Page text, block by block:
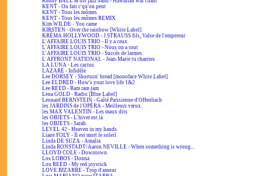
KENT - On fait c'qu'on peut
KENT - Tous les mômes
KENT - Tous les mômes REMIX
Kim WILDE - You came
KIRSTEN - Over the rainbow [White Label]
KRÉMA HOLLYWOOD - J.STRAUSS fils, Valse de l'empereur
L'AFFAIRE LOUIS TRIO - Il y a ceux
L'AFFAIRE LOUIS TRIO - Nous on a tout
L'AFFAIRE LOUIS TRIO - Succès de larmes
L'AFFRONT NATIONAL - Jean-Marie tu charries
LA LUNA - Les cactus
LAZARE - Infidèle
Lee DORSEY - Shortnin' bread [monoface White Label]
Lee ELDRED - How's your love life 1&2
Lee REED - Ram ram jam
Lena GOLD - Radio [Blue Label]
Leonard BERNSTEIN - Gaîté Parisienne d'Offenbach
les JARDINS de l'OPÉRA - Meilleurs vœux
les MAX VALENTIN - Les maux dits
les OBJETS - L'hiver est là
les OBJETS - Sarah
LEVEL 42 - Heaven in my hands
Liane FOLY - Il est mort le soleil
Linda DE SUZA - Amalia
Linda RONSTADT/Aaron NEVILLE - When something is wrong...
LLOYD COLE - Downtown
Los LOBOS - Donna
Lou REED - My red joystick
LOVE BIZARRE - Trop d'amour